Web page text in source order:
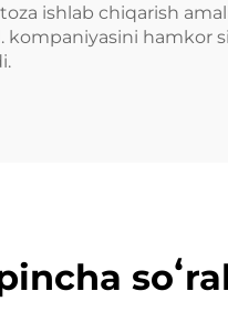
ishlab chiqarish
kompaniyasini